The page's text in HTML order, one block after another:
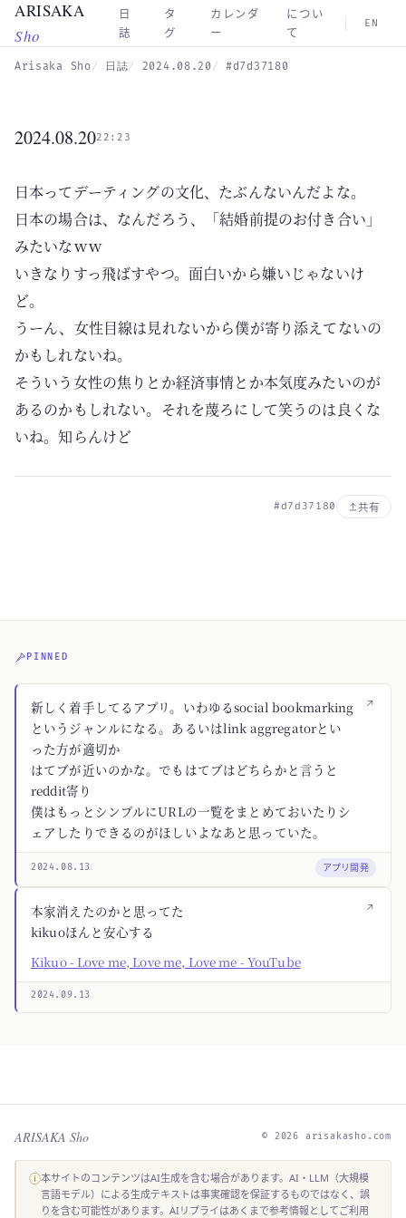
Skip to main content
ARISAKA
Sho
日
誌
タ
グ
カレンダ
ー
につい
て
EN
Arisaka Sho 日誌 2024.08.20 #d7d37180
2024.08.2022:23
日本ってデーティングの文化、たぶんないんだよな。
日本の場合は、なんだろう、「結婚前提のお付き合い」
みたいなｗｗ
いきなりすっ飛ばすやつ。面白いから嫌いじゃないけ
ど。
うーん、女性目線は見れないから僕が寄り添えてないの
かもしれないね。
そういう女性の焦りとか経済事情とか本気度みたいのが
あるのかもしれない。それを蔑ろにして笑うのは良くな
いね。知らんけど
#d7d37180 共有
PINNED
↗
新しく着手してるアプリ。いわゆるsocial bookmarking
というジャンルになる。あるいはlink aggregatorとい
った方が適切か
はてブが近いのかな。でもはてブはどちらかと言うと
reddit寄り
僕はもっとシンプルにURLの一覧をまとめておいたりシ
ェアしたりできるのがほしいよなあと思っていた。
2024.08.13 アプリ開発
↗
本家消えたのかと思ってた
kikuoほんと安心する
Kikuo - Love me, Love me, Love me - YouTube
2024.09.13
ARISAKA Sho © 2026 arisakasho.com
ⓘ本サイトのコンテンツはAI生成を含む場合があります。AI・LLM（大規模
言語モデル）による生成テキストは事実確認を保証するものではなく、誤
りを含む可能性があります。AIリプライはあくまで参考情報としてご利用